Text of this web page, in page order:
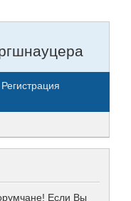
Регистрация
Если Вы